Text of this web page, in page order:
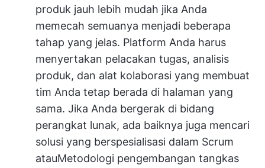
produk jauh lebih mudah jika Anda
memecah semuanya menjadi beberapa
tahap yang jelas. Platform Anda harus
menyertakan pelacakan tugas, analisis
produk, dan alat kolaborasi yang membuat
tim Anda tetap berada di halaman yang
sama. Jika Anda bergerak di bidang
perangkat lunak, ada baiknya juga mencari
solusi yang berspesialisasi dalam Scrum
atauMetodologi pengembangan tangkas